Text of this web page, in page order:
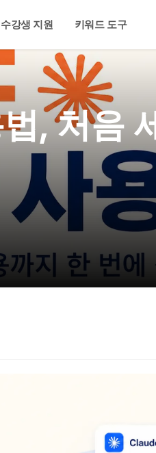
수강생 지원 키워드 도구
, 처음